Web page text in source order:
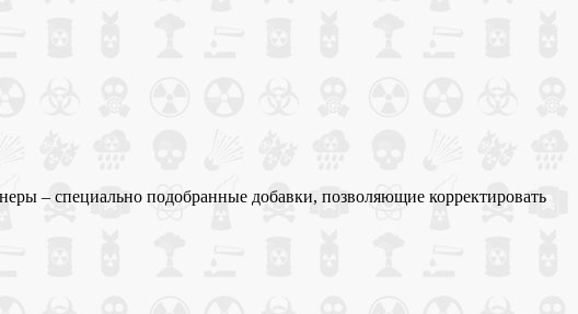
– специально подобранные добавки, позволяющие корректировать